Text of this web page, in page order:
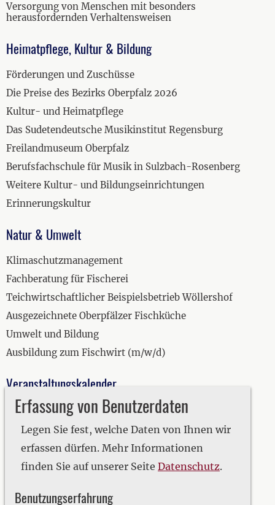
Erfassung von Benutzerdaten
Legen Sie fest, welche Daten von Ihnen wir
erfassen dürfen. Mehr Informationen
finden Sie auf unserer Seite Datenschutz.
Benutzungserfahrung
Versorgung von Menschen mit besonders
herausfordernden Verhaltensweisen
Heimatpflege, Kultur & Bildung
Förderungen und Zuschüsse
Die Preise des Bezirks Oberpfalz 2026
Kultur- und Heimatpflege
Das Sudetendeutsche Musikinstitut Regensburg
Freilandmuseum Oberpfalz
Berufsfachschule für Musik in Sulzbach-Rosenberg
Weitere Kultur- und Bildungseinrichtungen
Erinnerungskultur
Natur & Umwelt
Klimaschutzmanagement
Fachberatung für Fischerei
Teichwirtschaftlicher Beispielsbetrieb Wöllershof
Ausgezeichnete Oberpfälzer Fischküche
Umwelt und Bildung
Ausbildung zum Fischwirt (m/w/d)
Veranstaltungskalender
2019
2020
2021
2022
2024